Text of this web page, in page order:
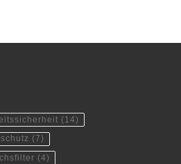
(14)
(7)
(4)